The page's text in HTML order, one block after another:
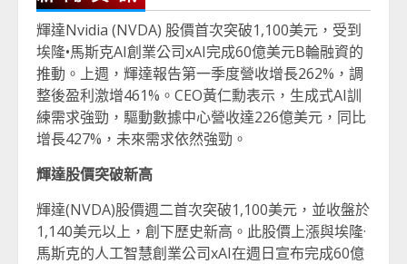
輝達Nvidia (NVDA) 股價首次突破1,100美元，受到
埃隆•馬斯克AI創業公司xAI完成60億美元B輪融資的
推動。上週，輝達報告第一季度營收增長262%，調
整後盈利激增461%。CEO黃仁勳表示，生成式AI訓
練需求強勁，驅動數據中心營收達226億美元，同比
增長427%，未來需求依然強勁。
輝達股價突破新高
輝達(NVDA)股價週二首次突破1,100美元，並收盤於
1,140美元以上，創下歷史新高。此股價上漲與埃隆·
馬斯克的人工智慧創業公司xAI在週日宣布完成60億